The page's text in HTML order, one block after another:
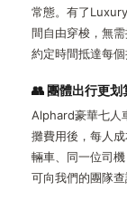
常態。有了
間自由穿梭，無
約定時間抵達每個
👥 團體出行更划
Alphard豪華七人
攤費用後，每人
輛車、同一位司
可向我們的團隊